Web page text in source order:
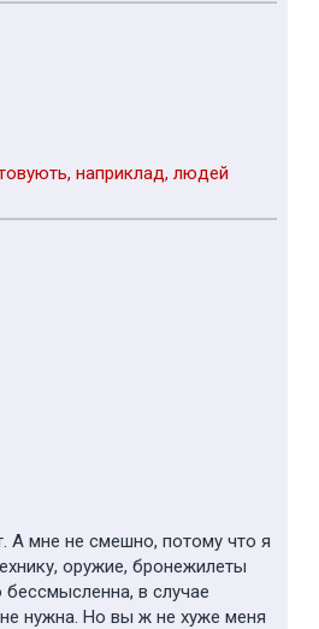
наприклад, людей
А мне не смешно, потому что я
оружие, бронежилеты
в случае
нужна. Но вы ж не хуже меня